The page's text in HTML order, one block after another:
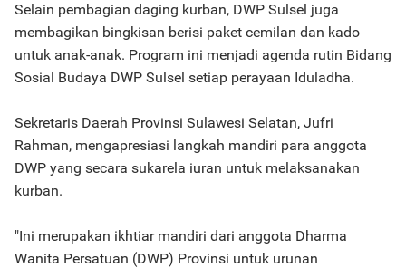
Selain pembagian daging kurban, DWP Sulsel juga
membagikan bingkisan berisi paket cemilan dan kado
untuk anak-anak. Program ini menjadi agenda rutin Bidang
Sosial Budaya DWP Sulsel setiap perayaan Iduladha.
Sekretaris Daerah Provinsi Sulawesi Selatan, Jufri
Rahman, mengapresiasi langkah mandiri para anggota
DWP yang secara sukarela iuran untuk melaksanakan
kurban.
"Ini merupakan ikhtiar mandiri dari anggota Dharma
Wanita Persatuan (DWP) Provinsi untuk urunan